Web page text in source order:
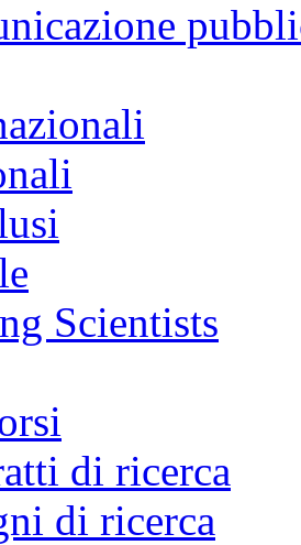
Scientists
di ricerca
di ricerca